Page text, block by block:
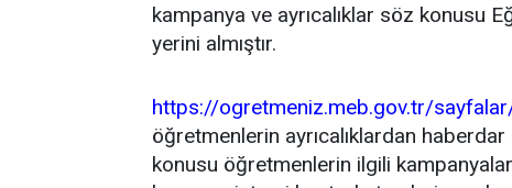
kampanya ve ayrıcalıklar söz konusu
yerini almıştır.
https://ogretmeniz.meb.gov.tr/
öğretmenlerin ayrıcalıklardan
konusu öğretmenlerin ilgili